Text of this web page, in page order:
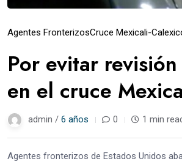
Agentes FronterizosCruce Mexicali-
Por evitar
en el cruce
admin / 6 años 0 1 min
Agentes fronterizos de Estados Unidos